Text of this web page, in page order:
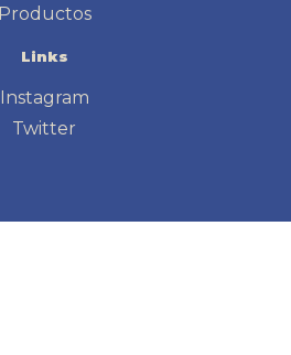
Productos
Links
Instagram
Twitter